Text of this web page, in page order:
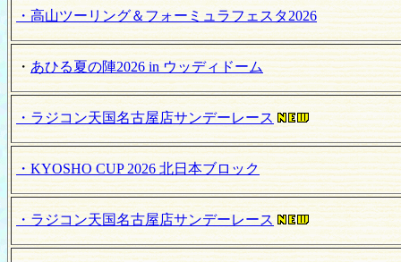
・高山ツーリング＆フォーミュラフェスタ2026
・ あひる夏の陣2026 in ウッディドーム
・ラジコン天国名古屋店サンデーレース
・KYOSHO CUP 2026 北日本ブロック
・ラジコン天国名古屋店サンデーレース